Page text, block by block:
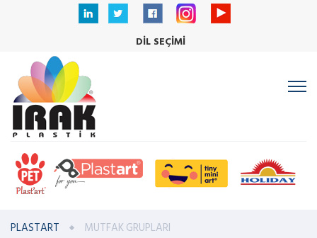
DİL SEÇİMİ
PLASTART MUTFAK GRUPLARI